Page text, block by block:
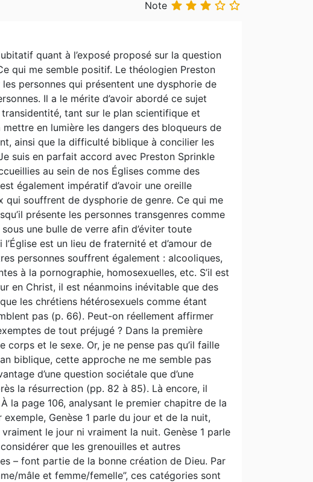
Note     
quant à l’exposé proposé sur la question
qui me semble positif. Le théologien Preston
personnes qui présentent une dysphorie de
Il a le mérite d’avoir abordé ce sujet
tant sur le plan scientifique et
en lumière les dangers des bloqueurs de
ainsi que la difficulté biblique à concilier les
suis en parfait accord avec Preston Sprinkle
au sein de nos Églises comme des
également impératif d’avoir une oreille
souffrent de dysphorie de genre. Ce qui me
présente les personnes transgenres comme
une bulle de verre afin d’éviter toute
est un lieu de fraternité et d’amour de
personnes souffrent également : alcooliques,
à la pornographie, homosexuelles, etc. S’il est
en Christ, il est néanmoins inévitable que des
les chrétiens hétérosexuels comme étant
pas (p. 66). Peut-on réellement affirmer
de tout préjugé ? Dans la première
et le sexe. Or, je ne pense pas qu’il faille
biblique, cette approche ne me semble pas
d’une question sociétale que d’une
la résurrection (pp. 82 à 85). Là encore, il
la page 106, analysant le premier chapitre de la
Genèse 1 parle du jour et de la nuit,
le jour ni vraiment la nuit. Genèse 1 parle
que les grenouilles et autres
– font partie de la bonne création de Dieu. Par
mâle et femme/femelle”, ces catégories sont